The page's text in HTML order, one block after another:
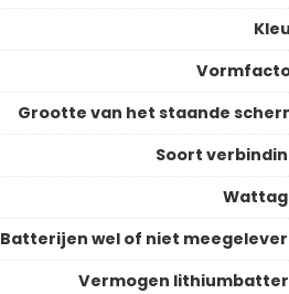
Grootte van het staande
Soort
Batterijen wel of niet
Vermogen